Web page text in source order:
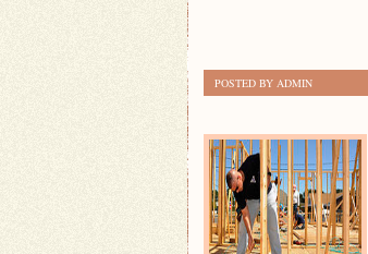
POSTED BY ADMIN